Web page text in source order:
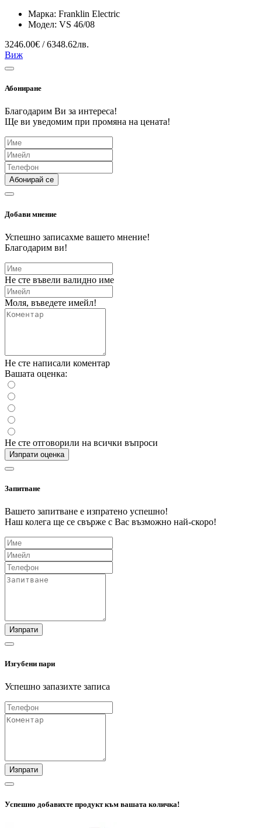
Марка: Franklin Electric
Модел: VS 46/08
3246.00€ / 6348.62лв.
Виж
Абониране
Благодарим Ви за интереса!
Ще ви уведомим при промяна на цената!
Абонирай се
Добави мнение
Успешно записахме вашето мнение!
Благодарим ви!
Не сте въвели валидно име
Моля, въведете имейл!
Не сте написали коментар
Вашата оценка:
Не сте отговорили на всички въпроси
Изпрати оценка
Запитване
Вашето запитване е изпратено успешно!
Наш колега ще се свърже с Вас възможно най-скоро!
Изпрати
Изгубени пари
Успешно запазихте записа
Изпрати
Успешно добавихте продукт към вашата количка!